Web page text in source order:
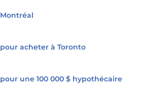
acheter à Toronto
une 100 000 $ hypothécaire